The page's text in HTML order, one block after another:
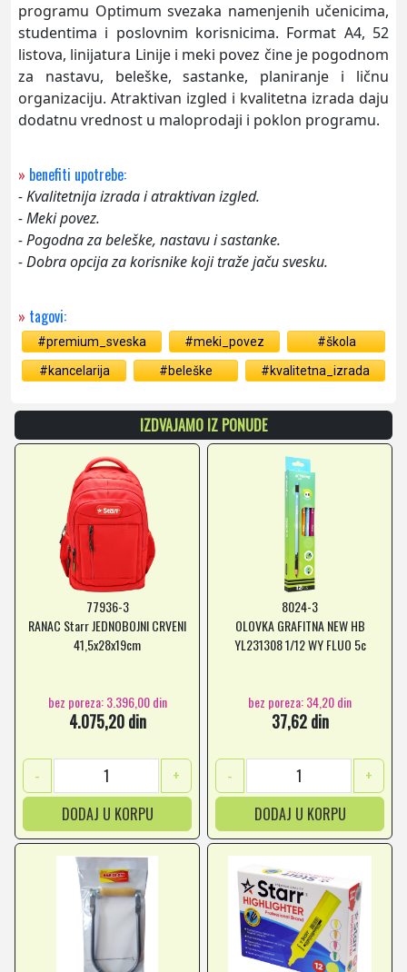
programu Optimum svezaka namenjenih učenicima,
studentima i poslovnim korisnicima. Format A4, 52
listova, linijatura Linije i meki povez čine je pogodnom
za nastavu, beleške, sastanke, planiranje i ličnu
organizaciju. Atraktivan izgled i kvalitetna izrada daju
dodatnu vrednost u maloprodaji i poklon programu.
» benefiti upotrebe:
- Kvalitetnija izrada i atraktivan izgled.
- Meki povez.
- Pogodna za beleške, nastavu i sastanke.
- Dobra opcija za korisnike koji traže jaču svesku.
» tagovi:
#premium_sveska #meki_povez
#škola
#kancelarija
#beleške #kvalitetna_izrada
IZDVAJAMO IZ PONUDE
77936-3
RANAC Starr JEDNOBOJNI CRVENI
41,5x28x19cm
bez poreza: 3.396,00 din
4.075,20 din
-
+
DODAJ U KORPU
8024-3
OLOVKA GRAFITNA NEW HB
YL231308 1/12 WY FLUO 5c
bez poreza: 34,20 din
37,62 din
-
+
DODAJ U KORPU